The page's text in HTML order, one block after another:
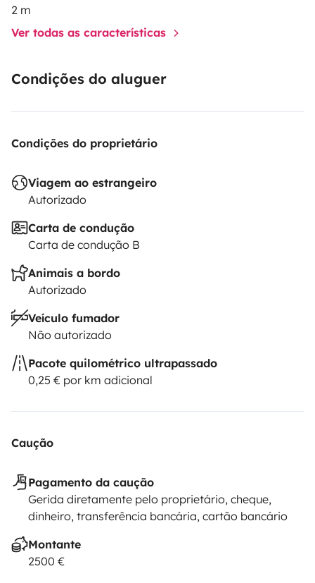
2 m
Ver todas as características
Condições do aluguer
Condições do proprietário
Viagem ao estrangeiro
Autorizado
Carta de condução
Carta de condução B
Animais a bordo
Autorizado
Veículo fumador
Não autorizado
Pacote quilométrico ultrapassado
0,25 € por km adicional
Caução
Pagamento da caução
Gerida diretamente pelo proprietário, cheque,
dinheiro, transferência bancária, cartão bancário
Montante
2500 €